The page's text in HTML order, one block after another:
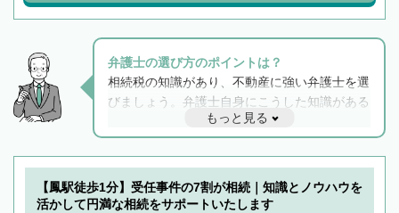
弁護士の選び方のポイントは？
相続税の知識があり、不動産に強い弁護士を選
びましょう。弁護士自身にこうした知識がある
と他士業との連携もスムーズに進み、トラブル
解決のみならず相続をトータルで任せることが
できます。また、相続は感情がからむ分野なの
でフィーリングも重要です。実際に電話や面談
で複数の弁護士と会話をしてウマが合う方に依
もっと見る
【鳳駅徒歩1分】受任事件の7割が相続｜知識とノウハウを
活かして円満な相続をサポートいたします